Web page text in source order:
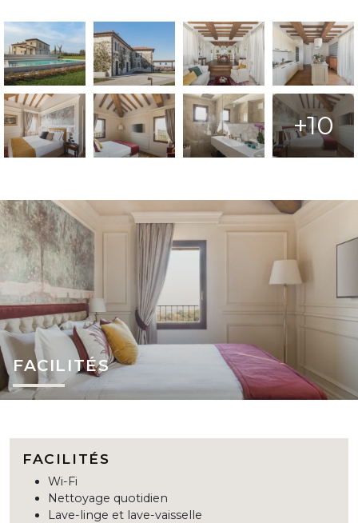
+10
FACILITÉS
FACILITÉS
Wi-Fi
Nettoyage quotidien
Lave-linge et lave-vaisselle